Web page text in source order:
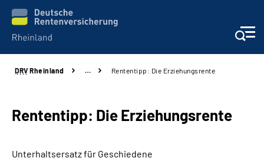
Aktuelles
Beratung und Kontakt
DRV Rheinland … Rententipp: Die Erziehungsrente
Rententipp: Die Erziehungsrente
Unterhaltsersatz für Geschiedene